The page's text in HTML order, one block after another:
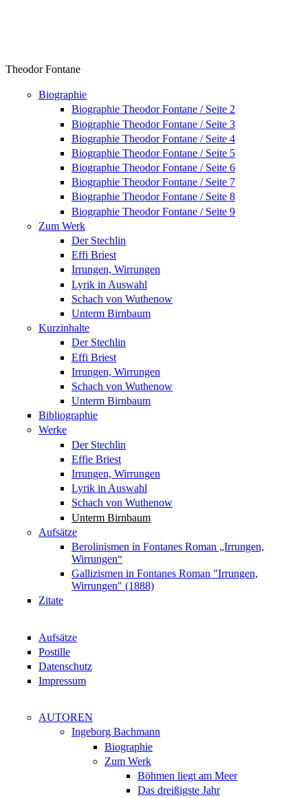
Theodor Fontane
Biographie
Biographie Theodor Fontane / Seite 2
Biographie Theodor Fontane / Seite 3
Biographie Theodor Fontane / Seite 4
Biographie Theodor Fontane / Seite 5
Biographie Theodor Fontane / Seite 6
Biographie Theodor Fontane / Seite 7
Biographie Theodor Fontane / Seite 8
Biographie Theodor Fontane / Seite 9
Zum Werk
Der Stechlin
Effi Briest
Irrungen, Wirrungen
Lyrik in Auswahl
Schach von Wuthenow
Unterm Birnbaum
Kurzinhalte
Der Stechlin
Effi Briest
Irrungen, Wirrungen
Schach von Wuthenow
Unterm Birnbaum
Bibliographie
Werke
Der Stechlin
Effie Briest
Irrungen, Wirrungen
Lyrik in Auswahl
Schach von Wuthenow
Unterm Birnbaum
Aufsätze
Berolinismen in Fontanes Roman „Irrungen,
Wirrungen“
Gallizismen in Fontanes Roman "Irrungen,
Wirrungen" (1888)
Zitate
Aufsätze
Postille
Datenschutz
Impressum
AUTOREN
Ingeborg Bachmann
Biographie
Zum Werk
Böhmen liegt am Meer
Das dreißigste Jahr